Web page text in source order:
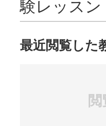
験レッスン
最近閲覧した